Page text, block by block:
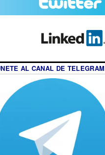
AL CANAL DE TELEGRAM